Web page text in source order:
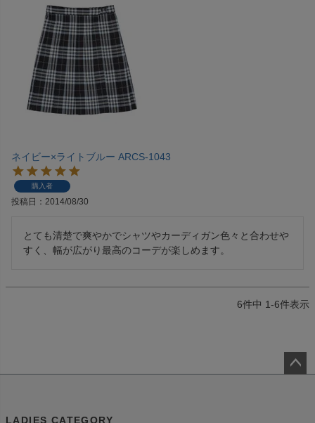
ネイビー×ライトブルー ARCS-1043
購入者
投稿日 2014/08/30
とても清楚で爽やかでシャツやカーディガン色々と合わせや
6件中 1-6件表示
LADIES CATEGORY